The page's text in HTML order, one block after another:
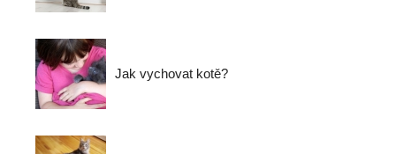
Jak vychovat kotě?